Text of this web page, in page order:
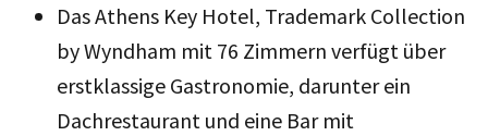
Das Athens Key Hotel, Trademark Collection
by Wyndham mit 76 Zimmern verfügt über
erstklassige Gastronomie, darunter ein
Dachrestaurant und eine Bar mit